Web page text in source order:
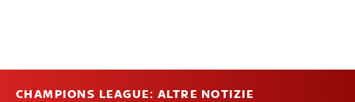
CHAMPIONS LEAGUE: ALTRE NOTIZIE